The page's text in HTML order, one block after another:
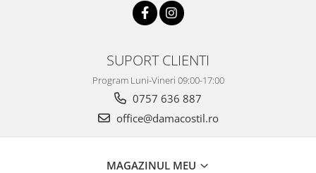
SUPORT CLIENTI
Program Luni-Vineri 09:00-17:00
0757 636 887
office@damacostil.ro
MAGAZINUL MEU